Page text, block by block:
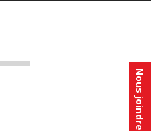
Nous joindre